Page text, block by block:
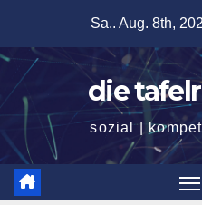
springen
Sa.. Aug. 8th,
die
sozial |